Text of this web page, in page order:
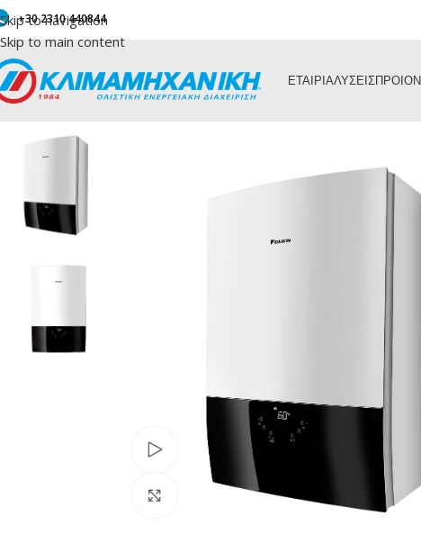
Skip to navigation
Skip to main content
+30 2310 440844
ΕΤΑΙΡΙΑΛΥΣΕΙΣ
Watch video
Click to enlarge